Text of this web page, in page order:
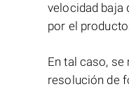
velocidad baja
por el
En tal caso,
resolución de